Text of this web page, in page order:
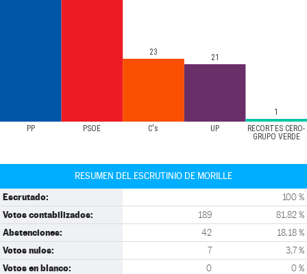
PP PSOE C's UP
RECORTES CERO-
GRUPO VERDE
23
21
1
RESUMEN DEL ESCRUTINIO DE MORILLE
Escrutado: 100 %
Votos contabilizados: 189 81,82 %
Abstenciones: 42 18,18 %
Votos nulos: 7 3,7 %
Votos en blanco: 0 0 %